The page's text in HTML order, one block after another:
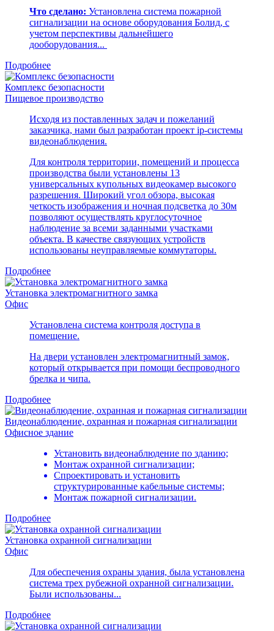
Что сделано: Установлена система пожарной
сигнализации на основе оборудования Болид, с
учетом перспективы дальнейшего
дооборудования...
Подробнее
Комплекс безопасности
Пищевое производство
Исходя из поставленных задач и пожеланий
заказчика, нами был разработан проект ip-системы
видеонаблюдения.
Для контроля территории, помещений и процесса
производства были установлены 13
универсальных купольных видеокамер высокого
разрешения. Широкий угол обзора, высокая
четкость изображения и ночная подсветка до 30м
позволяют осуществлять круглосуточное
наблюдение за всеми заданными участками
объекта. В качестве связующих устройств
использованы неуправляемые коммутаторы.
Подробнее
Установка электромагнитного замка
Офис
Установлена система контроля доступа в
помещение.
На двери установлен электромагнитный замок,
который открывается при помощи беспроводного
брелка и чипа.
Подробнее
Видеонаблюдение, охранная и пожарная сигнализации
Офисное здание
Установить видеонаблюдение по зданию;
Монтаж охранной сигнализации;
Спроектировать и установить
структурированные кабельные системы;
Монтаж пожарной сигнализации.
Подробнее
Установка охранной сигнализации
Офис
Для обеспечения охраны здания, была установлена
система трех рубежной охранной сигнализации.
Были использованы...
Подробнее